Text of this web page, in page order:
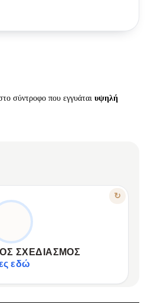
σύντροφο που εγγυάται υψηλή
↻
ΣΧΕΔΙΑΣΜΌΣ
εδώ
ΜΕΓΆΛΗ ΑΥΤΟΝΟΜΊΑ
κάσα, ανθεκτικό λουράκι.
1.43" με ζωντανά χρώματα.
για μακρινές αποστολές.